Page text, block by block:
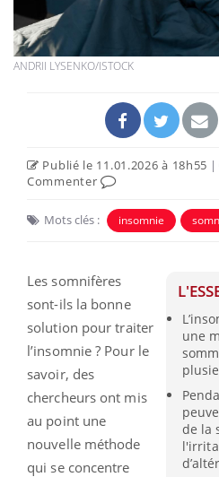
ANDRII LYSENKO/ISTOCK
Publié le 11.01.2026 à 18h55 |
Commenter
Mots clés : insomnie
une
de la
Les somnifères
sont-ils la bonne
solution pour traiter
l’insomnie ? Pour le
savoir, des
chercheurs ont mis
au point une
nouvelle méthode
qui se concentre